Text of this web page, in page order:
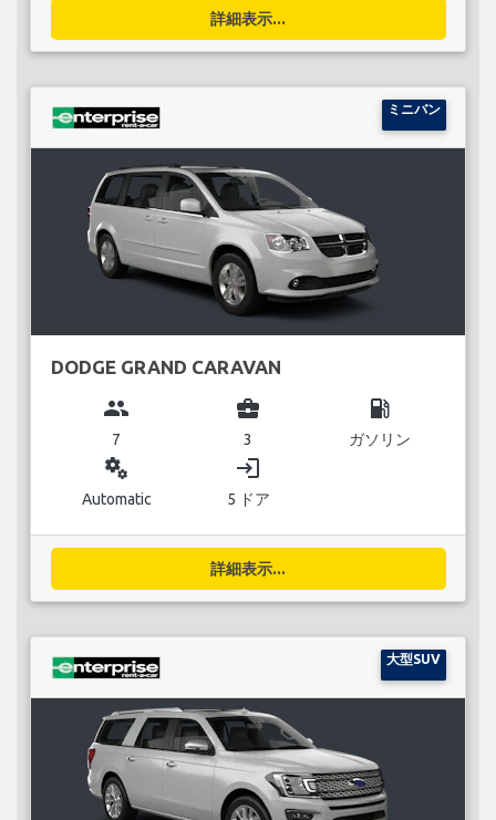
詳細表示...
ミニバン
DODGE GRAND CARAVAN
group
7
business_center
3
local_gas_station
ガソリン
miscellaneous_services
Automatic
login
5 ドア
詳細表示...
大型SUV